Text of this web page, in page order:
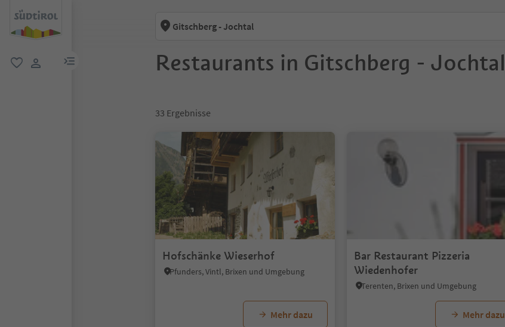
menu link
Gitschberg - Jochtal
Restaurants in Gitschberg - Jochtal
33 Ergebnisse
Hofschänke Wieserhof
Pfunders, Vintl, Brixen und Umgebung
Mehr dazu
Bar Restaurant Pizzeria
Wiedenhofer
Terenten, Brixen und Umgebung
Mehr dazu